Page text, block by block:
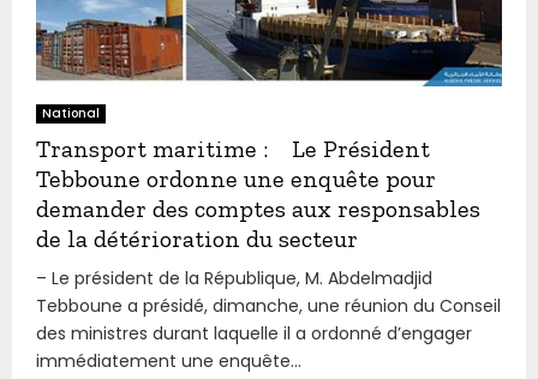
National
Transport maritime : Le Président
Tebboune ordonne une enquête pour
demander des comptes aux responsables
de la détérioration du secteur
– Le président de la République, M. Abdelmadjid
Tebboune a présidé, dimanche, une réunion du Conseil
des ministres durant laquelle il a ordonné d’engager
immédiatement une enquête...